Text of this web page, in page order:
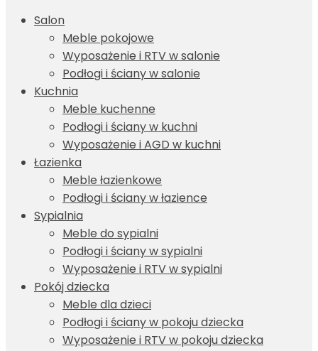
Salon
Meble pokojowe
Wyposażenie i RTV w salonie
Podłogi i ściany w salonie
Kuchnia
Meble kuchenne
Podłogi i ściany w kuchni
Wyposażenie i AGD w kuchni
Łazienka
Meble łazienkowe
Podłogi i ściany w łazience
Sypialnia
Meble do sypialni
Podłogi i ściany w sypialni
Wyposażenie i RTV w sypialni
Pokój dziecka
Meble dla dzieci
Podłogi i ściany w pokoju dziecka
Wyposażenie i RTV w pokoju dziecka